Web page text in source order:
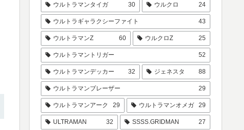
ウルトラマンタイガ 30 ウルクロ 24
ウルトラギャラクシーファイト 43
ウルトラマンZ 60 ウルクロZ 25
ウルトラマントリガー 52
ウルトラマンデッカー 32 ジェネスタ 88
ウルトラマンブレーザー 29
ウルトラマンアーク 29 ウルトラマンオメガ 29
ULTRAMAN 32 SSSS.GRIDMAN 27